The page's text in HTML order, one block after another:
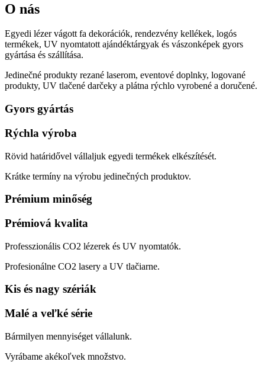
O nás
Egyedi lézer vágott fa dekorációk, rendezvény kellékek, logós
termékek, UV nyomtatott ajándéktárgyak és vászonképek gyors
gyártása és szállítása.
Jedinečné produkty rezané laserom, eventové doplnky, logované
produkty, UV tlačené darčeky a plátna rýchlo vyrobené a doručené.
Gyors gyártás
Rýchla výroba
Rövid határidővel vállaljuk egyedi termékek elkészítését.
Krátke termíny na výrobu jedinečných produktov.
Prémium minőség
Prémiová kvalita
Professzionális CO2 lézerek és UV nyomtatók.
Profesionálne CO2 lasery a UV tlačiarne.
Kis és nagy szériák
Malé a veľké série
Bármilyen mennyiséget vállalunk.
Vyrábame akékoľvek množstvo.